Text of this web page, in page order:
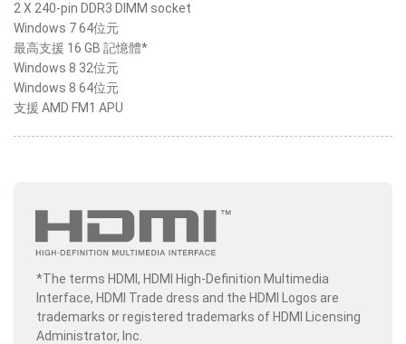
2 X 240-pin DDR3 DIMM socket
Windows 7 64位元
最高支援 16 GB 記憶體*
Windows 8 32位元
Windows 8 64位元
支援 AMD FM1 APU
*The terms HDMI, HDMI High-Definition Multimedia
Interface, HDMI Trade dress and the HDMI Logos are
trademarks or registered trademarks of HDMI Licensing
Administrator, Inc.